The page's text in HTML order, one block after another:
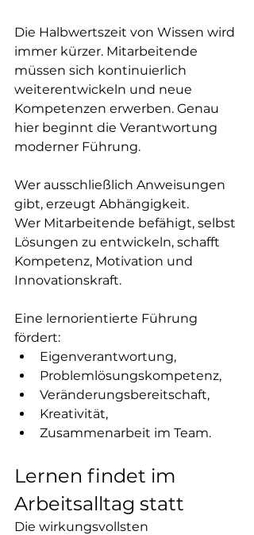
Die Halbwertszeit von Wissen wird
immer kürzer. Mitarbeitende
müssen sich kontinuierlich
weiterentwickeln und neue
Kompetenzen erwerben. Genau
hier beginnt die Verantwortung
moderner Führung.
Wer ausschließlich Anweisungen
gibt, erzeugt Abhängigkeit.
Wer Mitarbeitende befähigt, selbst
Lösungen zu entwickeln, schafft
Kompetenz, Motivation und
Innovationskraft.
Eine lernorientierte Führung
fördert:
Eigenverantwortung,
Problemlösungskompetenz,
Veränderungsbereitschaft,
Kreativität,
Zusammenarbeit im Team.
Lernen findet im
Arbeitsalltag statt
Die wirkungsvollsten